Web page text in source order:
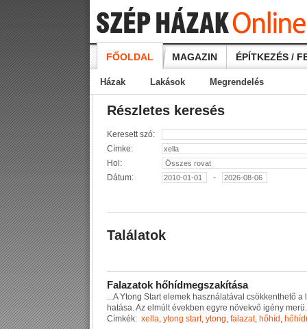
FŐOLDAL MAGAZIN ÉPÍTKEZÉS /
Házak Lakások Megrendelés
Részletes keresés
Keresett szó:
Címke:
Hol:
Dátum:
-
Találatok
Falazatok hőhídmegszakítása
...A Ytong Start e eme k haszná atáva csökkenthető a
hatása.Az e mú t éve kben egyre növe kvő igény merü
Címkék: xella, ytong start, ytong, falazat, hőhíd ,